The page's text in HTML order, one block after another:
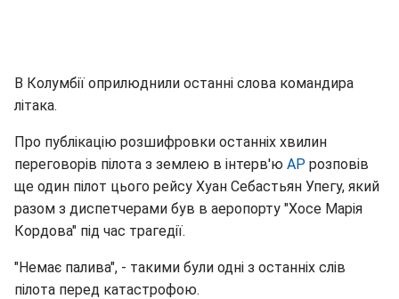
В Колумбії оприлюднили останні слова командира
літака.
Про публікацію розшифровки останніх хвилин
переговорів пілота з землею в інтерв'ю АР розповів
ще один пілот цього рейсу Хуан Себастьян Упегу, який
разом з диспетчерами був в аеропорту "Хосе Марія
Кордова" під час трагедії.
"Немає палива", - такими були одні з останніх слів
пілота перед катастрофою.